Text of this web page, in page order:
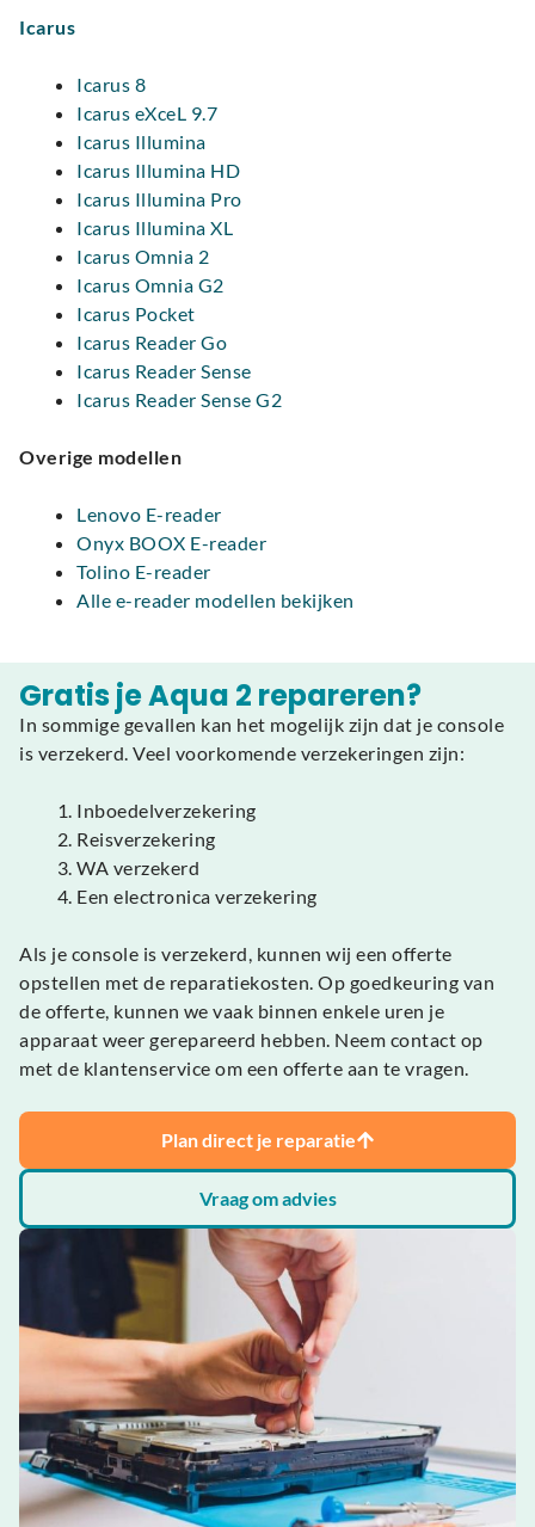
Icarus
Icarus 8
Icarus eXceL 9.7
Icarus Illumina
Icarus Illumina HD
Icarus Illumina Pro
Icarus Illumina XL
Icarus Omnia 2
Icarus Omnia G2
Icarus Pocket
Icarus Reader Go
Icarus Reader Sense
Icarus Reader Sense G2
Overige modellen
Lenovo E-reader
Onyx BOOX E-reader
Tolino E-reader
Alle e-reader modellen bekijken
Gratis je Aqua 2 repareren?
In sommige gevallen kan het mogelijk zijn dat je console
is verzekerd. Veel voorkomende verzekeringen zijn:
Inboedelverzekering
Reisverzekering
WA verzekerd
Een electronica verzekering
Als je console is verzekerd, kunnen wij een offerte
opstellen met de reparatiekosten. Op goedkeuring van
de offerte, kunnen we vaak binnen enkele uren je
apparaat weer gerepareerd hebben. Neem contact op
met de klantenservice om een offerte aan te vragen.
Plan direct je reparatie
Vraag om advies